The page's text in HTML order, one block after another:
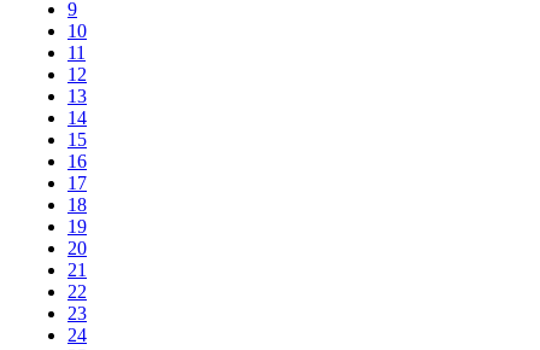
9
10
11
12
13
14
15
16
17
18
19
20
21
22
23
24